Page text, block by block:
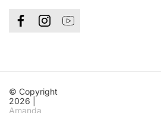
© Copyright
2026 |
Amanda